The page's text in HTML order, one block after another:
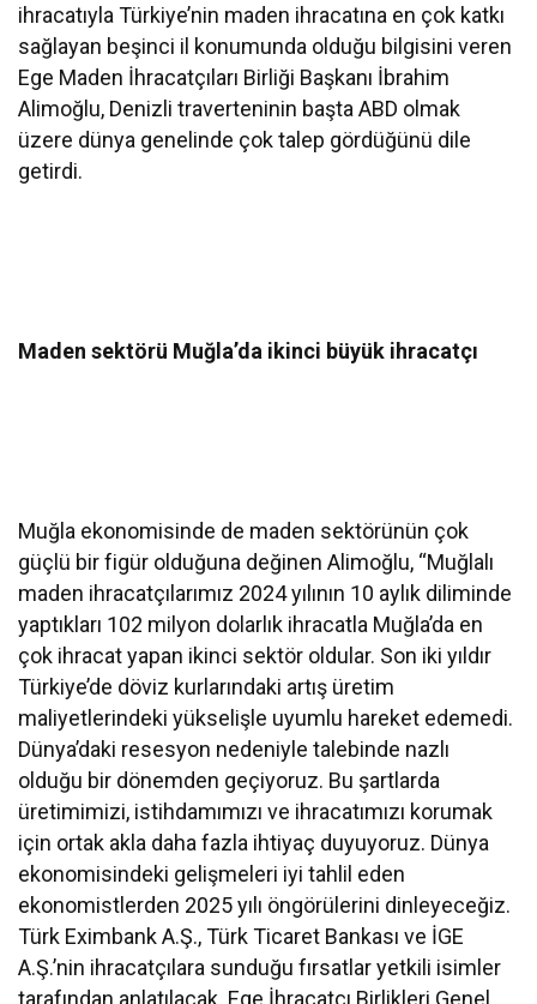
ihracatıyla Türkiye’nin maden ihracatına en çok katkı
sağlayan beşinci il konumunda olduğu bilgisini veren
Ege Maden İhracatçıları Birliği Başkanı İbrahim
Alimoğlu, Denizli traverteninin başta ABD olmak
üzere dünya genelinde çok talep gördüğünü dile
getirdi.
Maden sektörü Muğla’da ikinci büyük ihracatçı
Muğla ekonomisinde de maden sektörünün çok
güçlü bir figür olduğuna değinen Alimoğlu, “Muğlalı
maden ihracatçılarımız 2024 yılının 10 aylık diliminde
yaptıkları 102 milyon dolarlık ihracatla Muğla’da en
çok ihracat yapan ikinci sektör oldular. Son iki yıldır
Türkiye’de döviz kurlarındaki artış üretim
maliyetlerindeki yükselişle uyumlu hareket edemedi.
Dünya’daki resesyon nedeniyle talebinde nazlı
olduğu bir dönemden geçiyoruz. Bu şartlarda
üretimimizi, istihdamımızı ve ihracatımızı korumak
için ortak akla daha fazla ihtiyaç duyuyoruz. Dünya
ekonomisindeki gelişmeleri iyi tahlil eden
ekonomistlerden 2025 yılı öngörülerini dinleyeceğiz.
Türk Eximbank A.Ş., Türk Ticaret Bankası ve İGE
A.Ş.’nin ihracatçılara sunduğu fırsatlar yetkili isimler
tarafından anlatılacak. Ege İhracatçı Birlikleri Genel